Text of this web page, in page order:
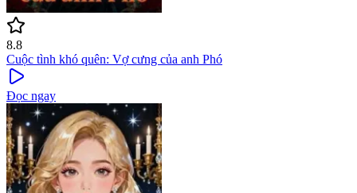
8.8
Cuộc tình khó quên: Vợ cưng của anh Phó
Đọc ngay